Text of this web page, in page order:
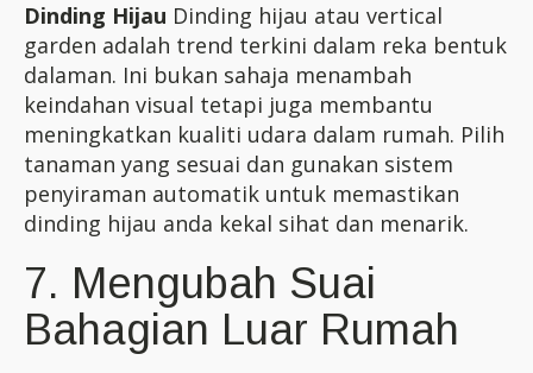
Dinding Hijau Dinding hijau atau vertical
garden adalah trend terkini dalam reka bentuk
dalaman. Ini bukan sahaja menambah
keindahan visual tetapi juga membantu
meningkatkan kualiti udara dalam rumah. Pilih
tanaman yang sesuai dan gunakan sistem
penyiraman automatik untuk memastikan
dinding hijau anda kekal sihat dan menarik.
7. Mengubah Suai
Bahagian Luar Rumah